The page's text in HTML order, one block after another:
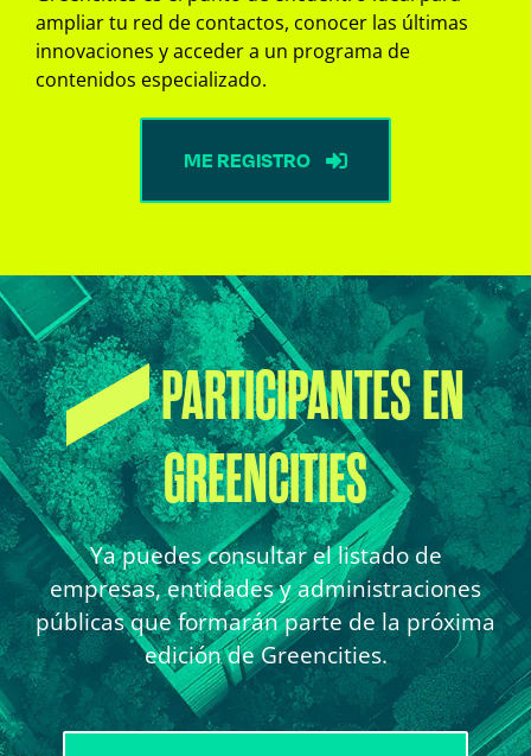
ampliar tu red de contactos, conocer las últimas
innovaciones y acceder a un programa de
contenidos especializado.
ME REGISTRO
PARTICIPANTES EN
GREENCITIES
Ya puedes consultar el listado de
empresas, entidades y administraciones
públicas que formarán parte de la próxima
edición de Greencities.